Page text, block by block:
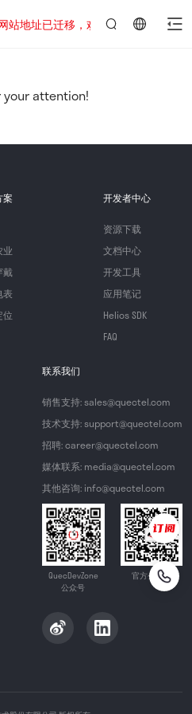
站地址已迁移，欢迎访问新址：
your attention!
案
业
戴
表
位
开发者中心
资源下载
文档中心
开发工具
应用笔记
Helios SDK
FAQ
联系我们
销售支持: sales@quectel.com
技术支持: support@quectel.com
招聘: career@quectel.com
媒体联系: media@quectel.com
其他咨询: info@quectel.com
QuecDevZone
公众号
官方公众号